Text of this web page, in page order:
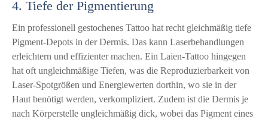
4. Tiefe der Pigmentierung
Ein professionell gestochenes Tattoo hat recht gleichmäßig tiefe
Pigment-Depots in der Dermis. Das kann Laserbehandlungen
erleichtern und effizienter machen. Ein Laien-Tattoo hingegen
hat oft ungleichmäßige Tiefen, was die Reproduzierbarkeit von
Laser-Spotgrößen und Energiewerten dorthin, wo sie in der
Haut benötigt werden, verkompliziert. Zudem ist die Dermis je
nach Körperstelle ungleichmäßig dick, wobei das Pigment eines